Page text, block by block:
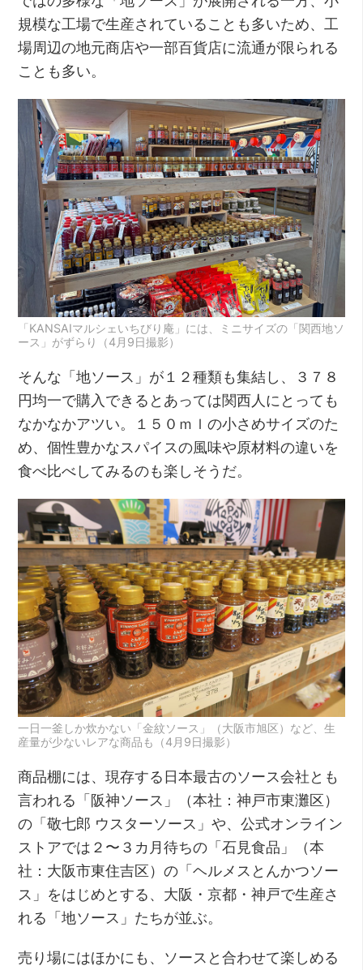
規模な工場で生産されていることも多いため、工
場周辺の地元商店や一部百貨店に流通が限られる
ことも多い。
「KANSAIマルシェいちびり庵」には、ミニサイズの「関西地ソ
ース」がずらり（4月9日撮影）
そんな「地ソース」が１２種類も集結し、３７８
円均一で購入できるとあっては関西人にとっても
なかなかアツい。１５０ｍｌの小さめサイズのた
め、個性豊かなスパイスの風味や原材料の違いを
食べ比べしてみるのも楽しそうだ。
一日一釜しか炊かない「金紋ソース」（大阪市旭区）など、生
産量が少ないレアな商品も（4月9日撮影）
商品棚には、現存する日本最古のソース会社とも
言われる「阪神ソース」（本社：神戸市東灘区）
の「敬七郎 ウスターソース」や、公式オンライン
ストアでは２〜３カ月待ちの「石見食品」（本
社：大阪市東住吉区）の「ヘルメスとんかつソー
ス」をはじめとする、大阪・京都・神戸で生産さ
れる「地ソース」たちが並ぶ。
売り場にはほかにも、ソースと合わせて楽しめる